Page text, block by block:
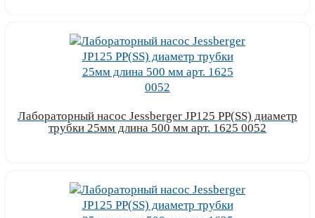
Лабораторный насос Jessberger JP125 PP(SS) диаметр
трубки 25мм длина 500 мм арт. 1625 0052